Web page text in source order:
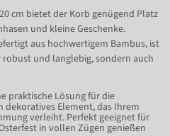
cm bietet der Korb genügend Platz
und kleine Geschenke.
aus hochwertigem Bambus, ist
und langlebig, sondern auch
praktische Lösung für die
dekoratives Element, das Ihrem
verleiht. Perfekt geeignet für
in vollen Zügen genießen